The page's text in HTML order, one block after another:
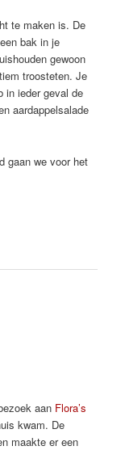
te maken is. De
bak in je
gewoon
troosteten. Je
in ieder geval de
aardappelsalade
gaan we voor het
aan Flora’s
kwam. De
maakte er een